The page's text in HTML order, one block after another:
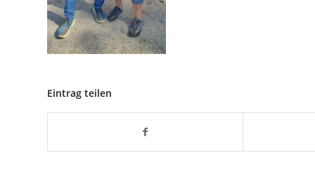
Eintrag teilen